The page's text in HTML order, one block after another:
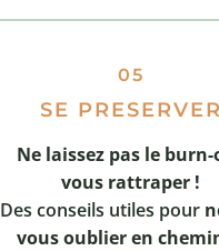
05
SE PRESERVER
Ne laissez pas le
vous rattraper !
Des conseils utiles pour
vous oublier en